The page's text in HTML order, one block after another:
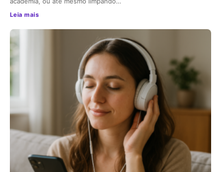
Leia mais